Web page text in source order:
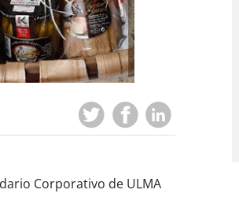
Corporativo de ULMA